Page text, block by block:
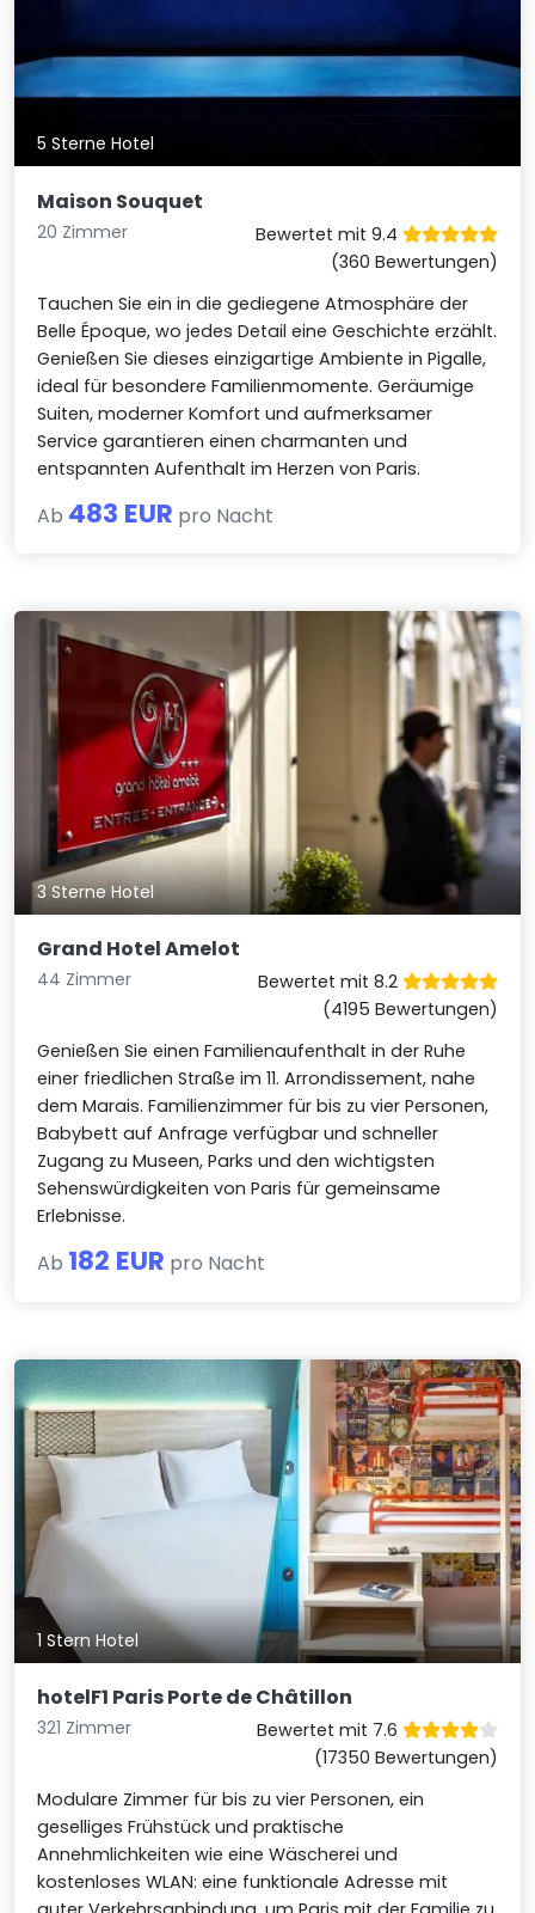
5 Sterne Hotel
Maison Souquet
20 Zimmer
Bewertet mit 9.4
(360 Bewertungen)
Tauchen Sie ein in die gediegene Atmosphäre der
Belle Époque, wo jedes Detail eine Geschichte erzählt.
Genießen Sie dieses einzigartige Ambiente in Pigalle,
ideal für besondere Familienmomente. Geräumige
Suiten, moderner Komfort und aufmerksamer
Service garantieren einen charmanten und
entspannten Aufenthalt im Herzen von Paris.
Ab 483 EUR pro Nacht
3 Sterne Hotel
Grand Hotel Amelot
44 Zimmer
Bewertet mit 8.2
(4195 Bewertungen)
Genießen Sie einen Familienaufenthalt in der Ruhe
einer friedlichen Straße im 11. Arrondissement, nahe
dem Marais. Familienzimmer für bis zu vier Personen,
Babybett auf Anfrage verfügbar und schneller
Zugang zu Museen, Parks und den wichtigsten
Sehenswürdigkeiten von Paris für gemeinsame
Erlebnisse.
Ab 182 EUR pro Nacht
1 Stern Hotel
hotelF1 Paris Porte de Châtillon
321 Zimmer
Bewertet mit 7.6
(17350 Bewertungen)
Modulare Zimmer für bis zu vier Personen, ein
geselliges Frühstück und praktische
Annehmlichkeiten wie eine Wäscherei und
kostenloses WLAN: eine funktionale Adresse mit